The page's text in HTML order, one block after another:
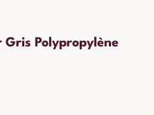
Gris Polypropylène